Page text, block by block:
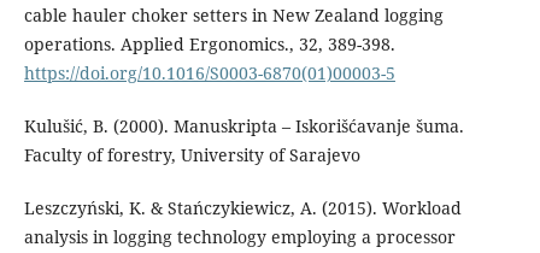
cable hauler choker setters in New Zealand logging
operations. Applied Ergonomics., 32, 389-398.
https://doi.org/10.1016/S0003-6870(01)00003-5
Kulušić, B. (2000). Manuskripta – Iskorišćavanje šuma.
Faculty of forestry, University of Sarajevo
Leszczyński, K. & Stańczykiewicz, A. (2015). Workload
analysis in logging technology employing a processor